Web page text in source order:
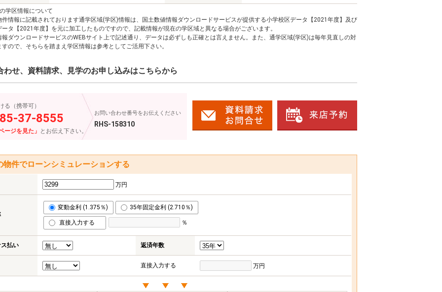
学区情報について
件情報に記載されております通学区域(学区)情報は、国土数値情報ダウンロードサービスが提供する小学校区データ【2021年度】及び
ータ【2021年度】を元に加工したものですので、記載情報が現在の学区域と異なる場合がございます。
報ダウンロードサービスのWEBサイト上で記述通り、データは必ずしも正確とは言えません。また、通学区域(学区)は毎年見直しの対
ので、そちらを踏まえ学区情報は参考としてご活用下さい。
わせ、資料請求、見学のお申し込みはこちらから
る（携帯可）
37-8555
ージを見た」 とお伝え下さい。
お問い合わせ番号をお伝えください
RHS-158310
物件でローンシミュレーションする
万円
変動金利 (1.375％) 35年固定金利 (2.710％)
直接入力する ％
払い 返済年数
直接入力する 万円